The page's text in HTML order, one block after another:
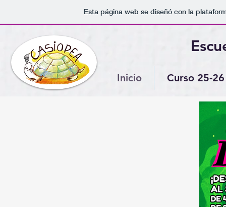
Esta página web se diseñó con la
Inicio Curso 25-26